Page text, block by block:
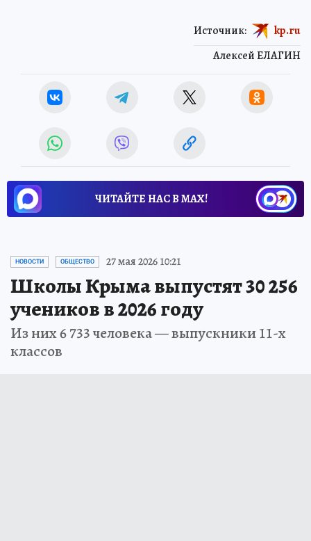
Алексей ЕЛАГИН
Источник: kp.ru
ЧИТАЙТЕ НАС В МАХ!
НОВОСТИ ОБЩЕСТВО 27 мая 2026 10:21
Школы Крыма выпустят 30 256
учеников в 2026 году
Из них 6 733 человека — выпускники 11-х
классов